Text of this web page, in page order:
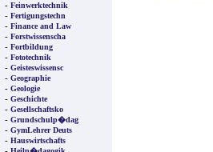
- Feinwerktechnik
- Fertigungstechn
- Finance and Law
- Forstwissenscha
- Fortbildung
- Fototechnik
- Geisteswissensc
- Geographie
- Geologie
- Geschichte
- Gesellschaftsko
- Grundschulp�dag
- GymLehrer Deuts
- Hauswirtschafts